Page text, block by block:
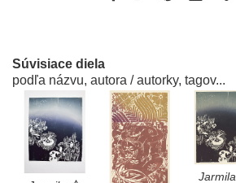
Súvisiace diela
podľa názvu, autora / autorky, tagov...
Jarmila